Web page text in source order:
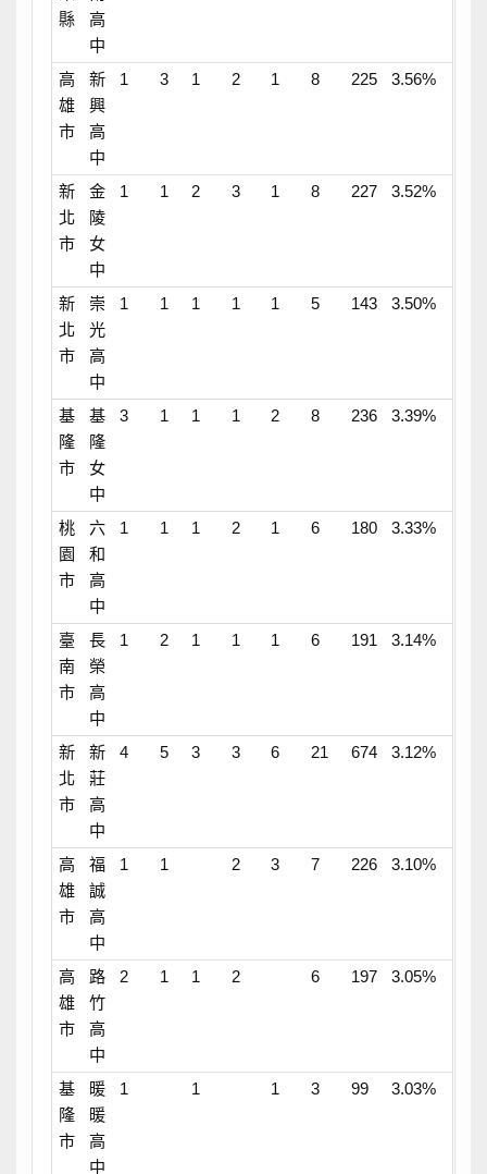
縣
高
中
高
雄
市
新
興
高
中
1 3 1 2 1 8 225 3.56%
新
北
市
金
陵
女
中
1 1 2 3 1 8 227 3.52%
新
北
市
崇
光
高
中
1 1 1 1 1 5 143 3.50%
基
隆
市
基
隆
女
中
3 1 1 1 2 8 236 3.39%
桃
園
市
六
和
高
中
1 1 1 2 1 6 180 3.33%
臺
南
市
長
榮
高
中
1 2 1 1 1 6 191 3.14%
新
北
市
新
莊
高
中
4 5 3 3 6 21 674 3.12%
高
雄
市
福
誠
高
中
1 1 2 3 7 226 3.10%
高
雄
市
路
竹
高
中
2 1 1 2 6 197 3.05%
基
隆
市
暖
暖
高
中
1 1 1 3 99 3.03%